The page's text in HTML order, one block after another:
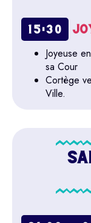
15:30
Joyeuse
sa Cour
Cortège
Ville.